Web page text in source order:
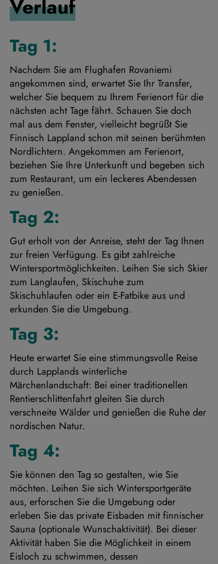
Verlauf
Tag 1:
Nachdem Sie am Flughafen Rovaniemi
angekommen sind, erwartet Sie Ihr Transfer,
welcher Sie bequem zu Ihrem Ferienort für die
nächsten acht Tage fährt. Schauen Sie doch
mal aus dem Fenster, vielleicht begrüßt Sie
Finnisch Lappland schon mit seinen berühmten
Nordlichtern. Angekommen am Ferienort,
beziehen Sie Ihre Unterkunft und begeben sich
zum Restaurant, um ein leckeres Abendessen
zu genießen.
Tag 2:
Gut erholt von der Anreise, steht der Tag Ihnen
zur freien Verfügung. Es gibt zahlreiche
Wintersportmöglichkeiten. Leihen Sie sich Skier
zum Langlaufen, Skischuhe zum
Skischuhlaufen oder ein E-Fatbike aus und
erkunden Sie die Umgebung.
Tag 3:
Heute erwartet Sie eine stimmungsvolle Reise
durch Lapplands winterliche
Märchenlandschaft: Bei einer traditionellen
Rentierschlittenfahrt gleiten Sie durch
verschneite Wälder und genießen die Ruhe der
nordischen Natur.
Tag 4:
Sie können den Tag so gestalten, wie Sie
möchten. Leihen Sie sich Wintersportgeräte
aus, erforschen Sie die Umgebung oder
erleben Sie das private Eisbaden mit finnischer
Sauna (optionale Wunschaktivität). Bei dieser
Aktivität haben Sie die Möglichkeit in einem
Eisloch zu schwimmen, dessen